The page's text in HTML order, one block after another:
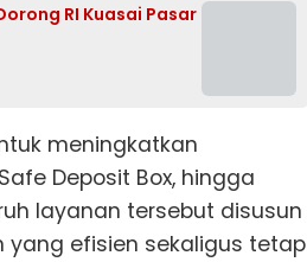
RI Kuasai Pasar
meningkatkan
Deposit Box, hingga
layanan tersebut disusun
yang efisien sekaligus tetap